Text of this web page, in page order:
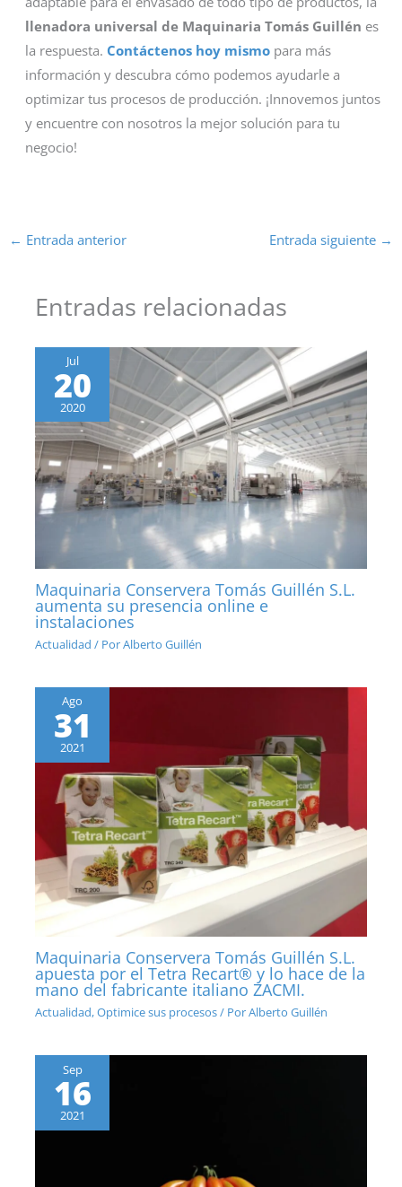
llenadora universal de Maquinaria Tomás Guillén es
la respuesta. Contáctenos hoy mismopara más
información y descubra cómo podemos ayudarle a
optimizar tus procesos de producción. ¡Innovemos juntos
y encuentre con nosotros la mejor solución para tu
negocio!
← Entrada anterior Entrada siguiente →
Entradas relacionadas
Jul
20
2020
Maquinaria Conservera Tomás Guillén S.L.
aumenta su presencia online e
instalaciones
Actualidad / PorAlberto Guillén
Ago
31
2021
Maquinaria Conservera Tomás Guillén S.L.
apuesta por el Tetra Recart® y lo hace de la
mano del fabricante italiano ZACMI.
Actualidad,Optimice sus procesos/ PorAlberto Guillén
Sep
16
2021